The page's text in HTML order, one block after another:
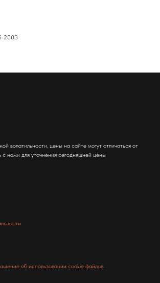
2003
волатильности, цены на сайте могут отличаться от
с нами для уточнения сегодняшней цены
об использовании cookie файлов